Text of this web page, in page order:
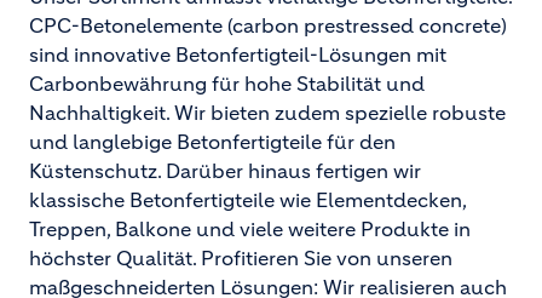
CPC-Betonelemente (carbon prestressed concrete)
sind innovative Betonfertigteil-Lösungen mit
Carbonbewährung für hohe Stabilität und
Nachhaltigkeit. Wir bieten zudem spezielle robuste
und langlebige Betonfertigteile für den
Küstenschutz. Darüber hinaus fertigen wir
klassische Betonfertigteile wie Elementdecken,
Treppen, Balkone und viele weitere Produkte in
höchster Qualität. Profitieren Sie von unseren
maßgeschneiderten Lösungen: Wir realisieren auch